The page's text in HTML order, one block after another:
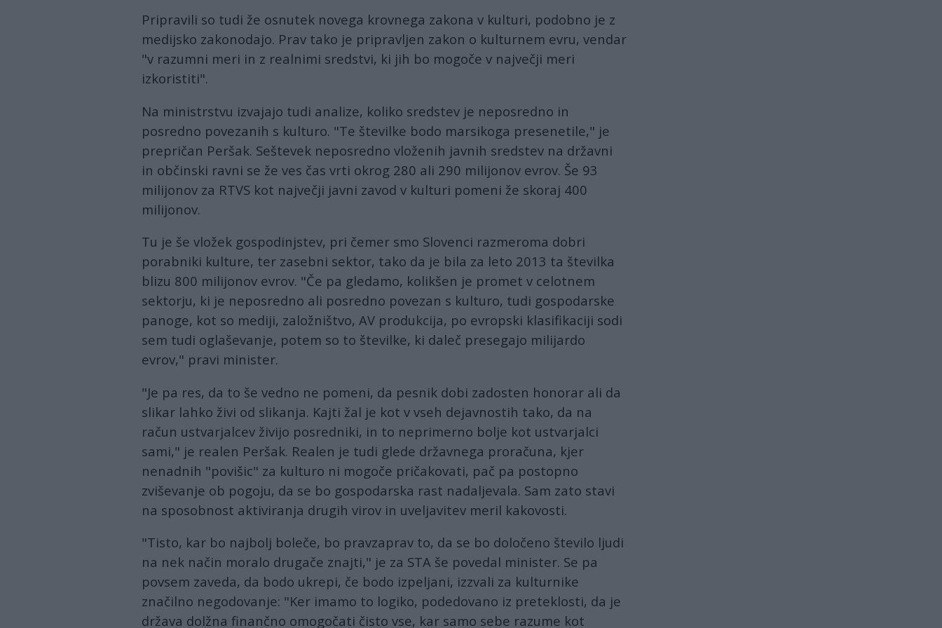
Pripravili so tudi že osnutek novega krovnega zakona v kulturi, podobno je z
medijsko zakonodajo. Prav tako je pripravljen zakon o kulturnem evru, vendar
"v razumni meri in z realnimi sredstvi, ki jih bo mogoče v največji meri
izkoristiti".
Na ministrstvu izvajajo tudi analize, koliko sredstev je neposredno in
posredno povezanih s kulturo. "Te številke bodo marsikoga presenetile," je
prepričan Peršak. Seštevek neposredno vloženih javnih sredstev na državni
in občinski ravni se že ves čas vrti okrog 280 ali 290 milijonov evrov. Še 93
milijonov za RTVS kot največji javni zavod v kulturi pomeni že skoraj 400
milijonov.
Tu je še vložek gospodinjstev, pri čemer smo Slovenci razmeroma dobri
porabniki kulture, ter zasebni sektor, tako da je bila za leto 2013 ta številka
blizu 800 milijonov evrov. "Če pa gledamo, kolikšen je promet v celotnem
sektorju, ki je neposredno ali posredno povezan s kulturo, tudi gospodarske
panoge, kot so mediji, založništvo, AV produkcija, po evropski klasifikaciji sodi
sem tudi oglaševanje, potem so to številke, ki daleč presegajo milijardo
evrov," pravi minister.
"Je pa res, da to še vedno ne pomeni, da pesnik dobi zadosten honorar ali da
slikar lahko živi od slikanja. Kajti žal je kot v vseh dejavnostih tako, da na
račun ustvarjalcev živijo posredniki, in to neprimerno bolje kot ustvarjalci
sami," je realen Peršak. Realen je tudi glede državnega proračuna, kjer
nenadnih "povišic" za kulturo ni mogoče pričakovati, pač pa postopno
zviševanje ob pogoju, da se bo gospodarska rast nadaljevala. Sam zato stavi
na sposobnost aktiviranja drugih virov in uveljavitev meril kakovosti.
"Tisto, kar bo najbolj boleče, bo pravzaprav to, da se bo določeno število ljudi
na nek način moralo drugače znajti," je za STA še povedal minister. Se pa
povsem zaveda, da bodo ukrepi, če bodo izpeljani, izzvali za kulturnike
značilno negodovanje: "Ker imamo to logiko, podedovano iz preteklosti, da je
država dolžna finančno omogočati čisto vse, kar samo sebe razume kot